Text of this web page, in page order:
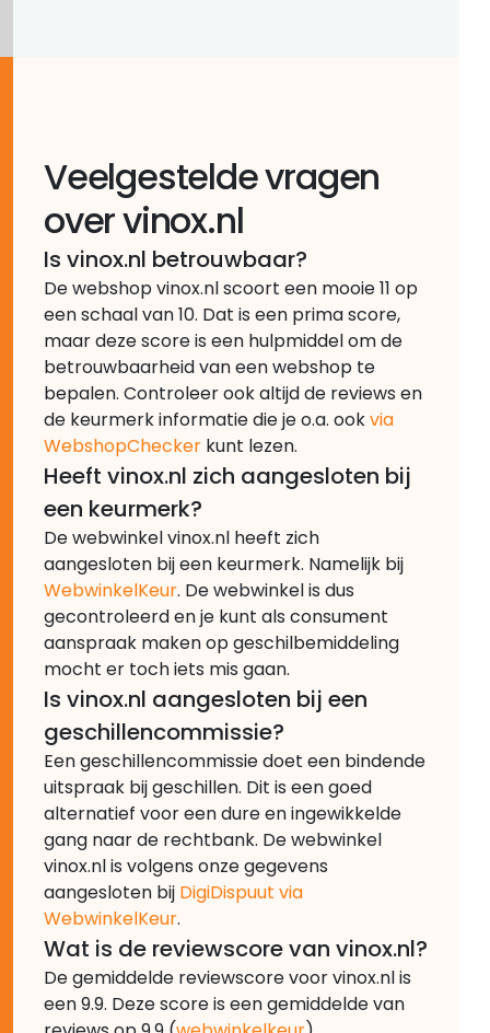
Veelgestelde vragen
over vinox.nl
Is vinox.nl betrouwbaar?
De webshop vinox.nl scoort een mooie 11 op
een schaal van 10. Dat is een prima score,
maar deze score is een hulpmiddel om de
betrouwbaarheid van een webshop te
bepalen. Controleer ook altijd de reviews en
de keurmerk informatie die je o.a. ookvia
WebshopChecker kunt lezen.
Heeft vinox.nl zich aangesloten bij
een keurmerk?
De webwinkel vinox.nl heeft zich
aangesloten bij een keurmerk. Namelijk bij
WebwinkelKeur. De webwinkel is dus
gecontroleerd en je kunt als consument
aanspraak maken op geschilbemiddeling
mocht er toch iets mis gaan.
Is vinox.nl aangesloten bij een
geschillencommissie?
Een geschillencommissie doet een bindende
uitspraak bij geschillen. Dit is een goed
alternatief voor een dure en ingewikkelde
gang naar de rechtbank. De webwinkel
vinox.nl is volgens onze gegevens
aangesloten bij DigiDispuut via
WebwinkelKeur.
Wat is de reviewscore van vinox.nl?
De gemiddelde reviewscore voor vinox.nl is
een 9.9. Deze score is een gemiddelde van